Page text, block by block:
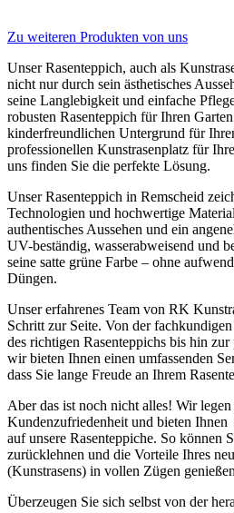
Zu weiteren Produkten von uns
Unser Rasenteppich, auch als
nicht nur durch sein ästhetisches
seine Langlebigkeit und einfache
robusten Rasenteppich für Ihren
kinderfreundlichen Untergrund für
professionellen Kunstrasenplatz für
uns finden Sie die perfekte Lösung.
Unser Rasenteppich in Remscheid
Technologien und hochwertige
authentisches Aussehen und ein
UV-beständig, wasserabweisend und
seine satte grüne Farbe – ohne
Düngen.
Unser erfahrenes Team von RK
Schritt zur Seite. Von der
des richtigen Rasenteppichs bis hin
wir bieten Ihnen einen umfassenden
dass Sie lange Freude an Ihrem
Aber das ist noch nicht alles! Wir
Kundenzufriedenheit und bieten Ihnen
auf unsere Rasenteppiche. So können
zurücklehnen und die Vorteile Ihres
(Kunstrasens) in vollen Zügen
Überzeugen Sie sich selbst von der